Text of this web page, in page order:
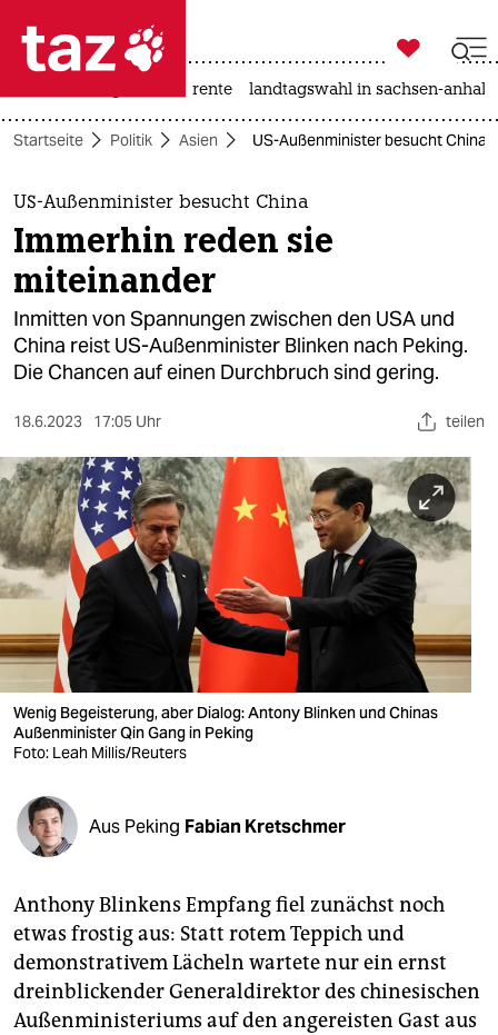
 taz zahl ich
taz zahl ich
themen
politik
öko
gesellschaft
sport
berlin
nord
wahrheit
verlag
verlag
veranstaltungen
fragen & hilfe
abo
genossenschaft
epaper login

taz zahl ich
rente landtagswahl in sachsen-anhalt
Startseite Politik Asien US-Außenminister besucht
US-Außenminister besucht China
Immerhin reden sie
miteinander
Inmitten von Spannungen zwischen den USA und
China reist US-Außenminister Blinken nach Peking.
Die Chancen auf einen Durchbruch sind gering.
18.6.2023 17:05 Uhr teilen
Wenig Begeisterung, aber Dialog: Antony Blinken und Chinas
Außenminister Qin Gang in Peking
Foto: Leah Millis/Reuters
Aus Peking Fabian Kretschmer
Anthony Blinkens Empfang fiel zunächst noch
etwas frostig aus: Statt rotem Teppich und
demonstrativem Lächeln wartete nur ein ernst
dreinblickender Generaldirektor des chinesischen
Außenministeriums auf den angereisten Gast aus